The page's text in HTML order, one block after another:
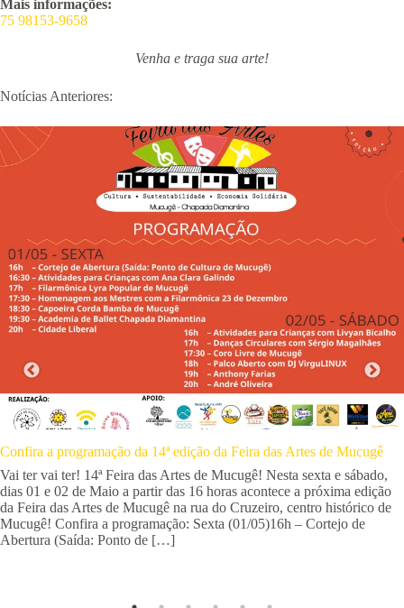
Mais informações:
75 98153-9658
Venha e traga sua arte!
Notícias Anteriores:
Confira a programação da 14ª edição da Feira das Artes de Mucugê
Vai ter vai ter! 14ª Feira das Artes de Mucugê! Nesta sexta e sábado,
dias 01 e 02 de Maio a partir das 16 horas acontece a próxima edição
da Feira das Artes de Mucugê na rua do Cruzeiro, centro histórico de
Mucugê! Confira a programação: Sexta (01/05)16h – Cortejo de
Abertura (Saída: Ponto de […]